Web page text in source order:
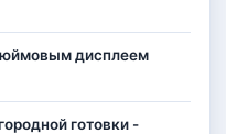
дисплеем
готовки -